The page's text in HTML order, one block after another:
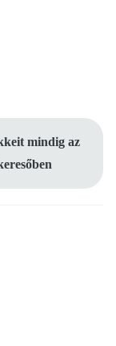
mindig az